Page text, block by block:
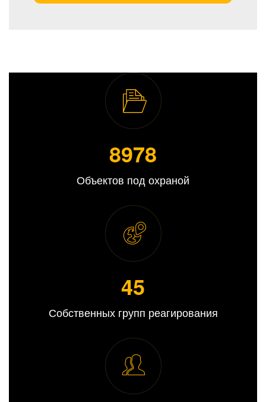
8989
Объектов под охраной
45
Собственных групп реагирования